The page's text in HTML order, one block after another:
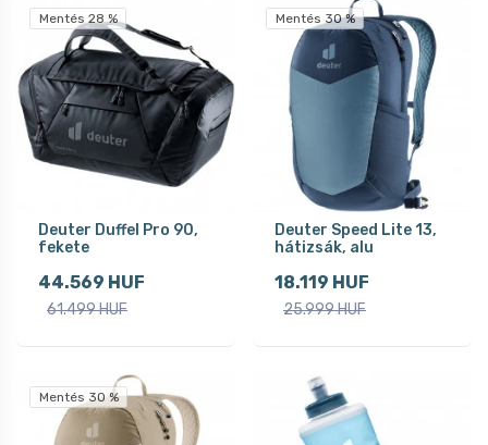
Mentés 28 %
Deuter Duffel Pro 90,
fekete
44.569 HUF
61.499 HUF
Mentés 30 %
Deuter Speed Lite 13,
hátizsák, alu
18.119 HUF
25.999 HUF
Mentés 30 %